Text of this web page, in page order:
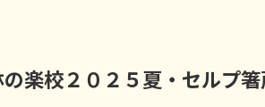
校２０２５夏・セルプ箸